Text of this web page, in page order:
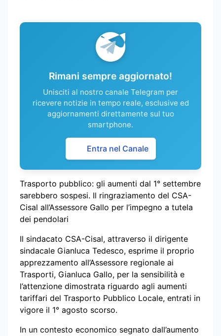
Rimani sempre aggiornato!
Unisciti al nostro canale Telegram per
ricevere notizie in tempo reale, esclusive ed
aggiornamenti direttamente sul tuo
smartphone.
Entra nel Canale
Trasporto pubblico: gli aumenti dal 1° settembre
sarebbero sospesi. Il ringraziamento del CSA-
Cisal all’Assessore Gallo per l’impegno a tutela
dei pendolari
Il sindacato CSA-Cisal, attraverso il dirigente
sindacale Gianluca Tedesco, esprime il proprio
apprezzamento all’Assessore regionale ai
Trasporti, Gianluca Gallo, per la sensibilità e
l’attenzione dimostrata riguardo agli aumenti
tariffari del Trasporto Pubblico Locale, entrati in
vigore il 1° agosto scorso.
In un contesto economico segnato dall’aumento